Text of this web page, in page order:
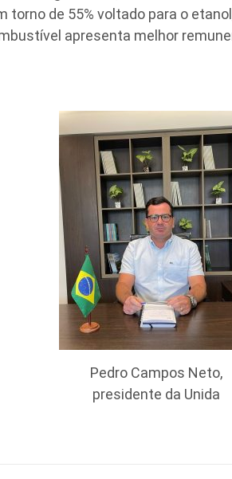
torno de 55% voltado para o
apresenta melhor
Pedro Campos Neto,
presidente da Unida